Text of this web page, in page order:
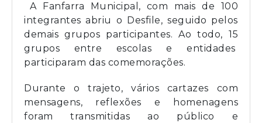
A Fanfarra Municipal, com mais de 100
integrantes abriu o Desfile, seguido pelos
demais grupos participantes. Ao todo, 15
grupos entre escolas e entidades
participaram das comemorações.
Durante o trajeto, vários cartazes com
mensagens, reflexões e homenagens
foram transmitidas ao público e